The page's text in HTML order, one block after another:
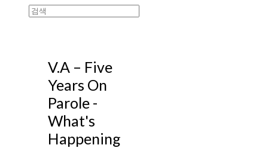
V.A ‎– Five
Years On
Parole -
What's
Happening